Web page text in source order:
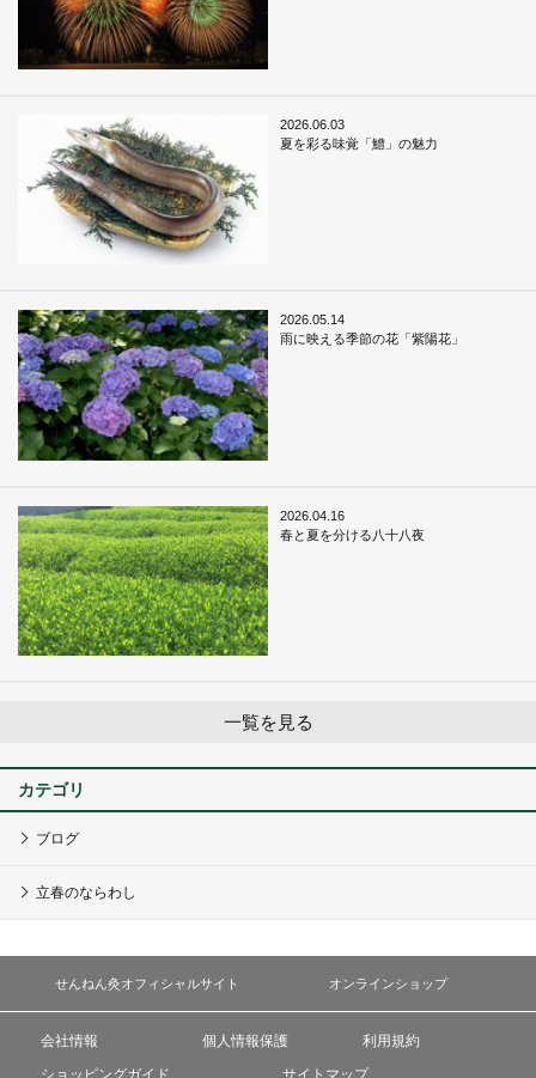
2026.06.03
夏を彩る味覚「鱧」の魅力
2026.05.14
雨に映える季節の花「紫陽花」
2026.04.16
春と夏を分ける八十八夜
一覧を見る
カテゴリ
ブログ
立春のならわし
せんねん灸オフィシャルサイト オンラインショップ
会社情報 個人情報保護
利用規約
ショッピングガイド
サイトマップ